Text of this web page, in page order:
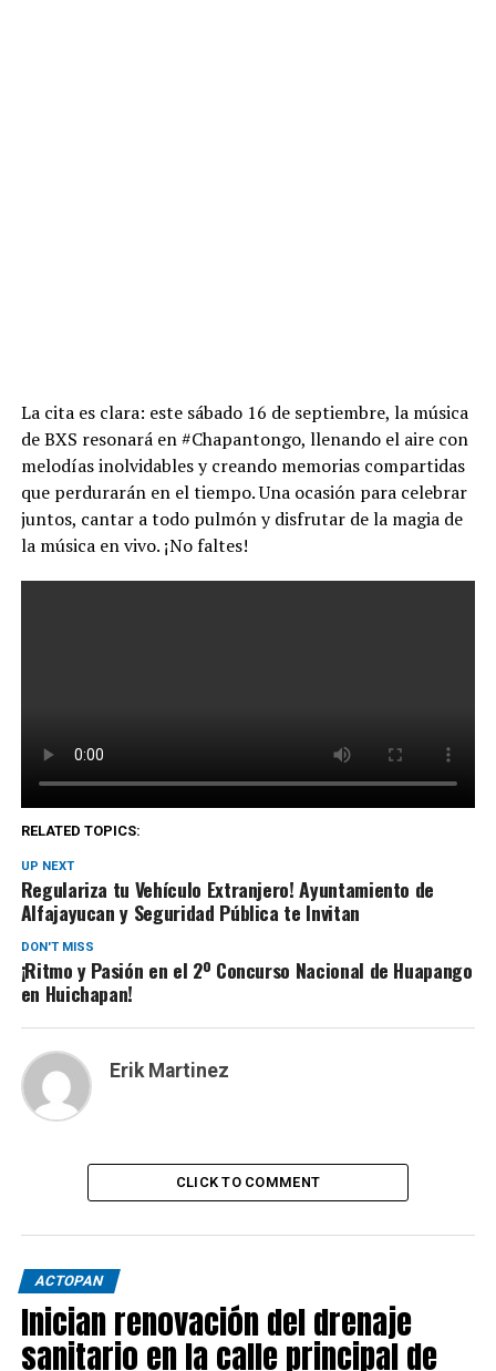
La cita es clara: este sábado 16 de septiembre, la música
de BXS resonará en #Chapantongo, llenando el aire con
melodías inolvidables y creando memorias compartidas
que perdurarán en el tiempo. Una ocasión para celebrar
juntos, cantar a todo pulmón y disfrutar de la magia de
la música en vivo. ¡No faltes!
RELATED TOPICS:
UP NEXT
Regulariza tu Vehículo Extranjero! Ayuntamiento de
Alfajayucan y Seguridad Pública te Invitan
DON'T MISS
¡Ritmo y Pasión en el 2º Concurso Nacional de Huapango
en Huichapan!
Erik Martinez
CLICK TO COMMENT
ACTOPAN
Inician renovación del drenaje
sanitario en la calle principal de